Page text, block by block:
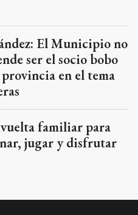
El Municipio no
ser el socio bobo
en el tema
familiar para
jugar y disfrutar